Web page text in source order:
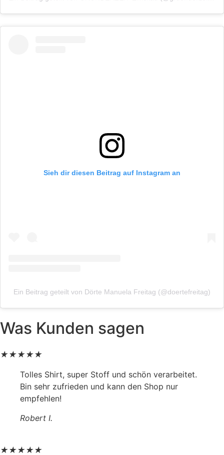
Sieh dir diesen Beitrag auf Instagram an
Ein Beitrag geteilt von Dörte Manuela Freitag (@doertefreitag)
Was Kunden sagen
★★★★★
Tolles Shirt, super Stoff und schön verarbeitet.
Bin sehr zufrieden und kann den Shop nur
empfehlen!
Robert I.
★★★★★